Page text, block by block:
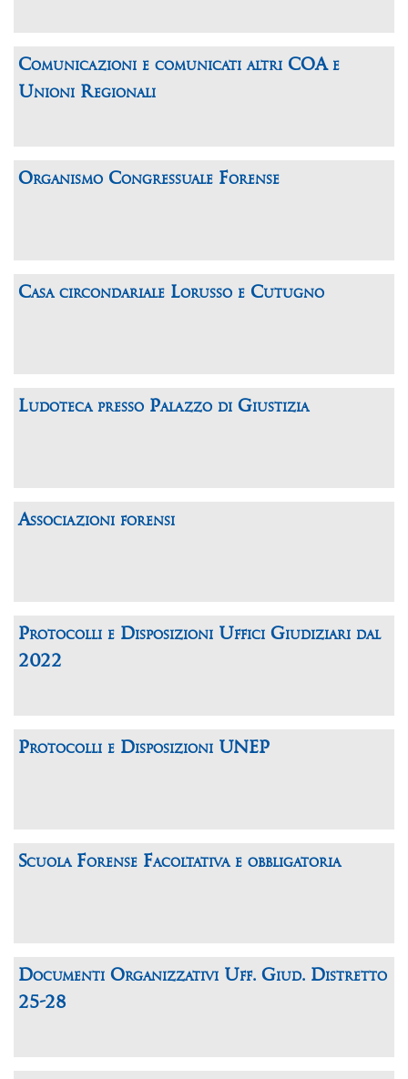
Comunicazioni e comunicati altri COA e
Unioni Regionali
Organismo Congressuale Forense
Casa circondariale Lorusso e Cutugno
Ludoteca presso Palazzo di Giustizia
Associazioni forensi
Protocolli e Disposizioni Uffici Giudiziari dal
2022
Protocolli e Disposizioni UNEP
Scuola Forense Facoltativa e obbligatoria
Documenti Organizzativi Uff. Giud. Distretto
25-28